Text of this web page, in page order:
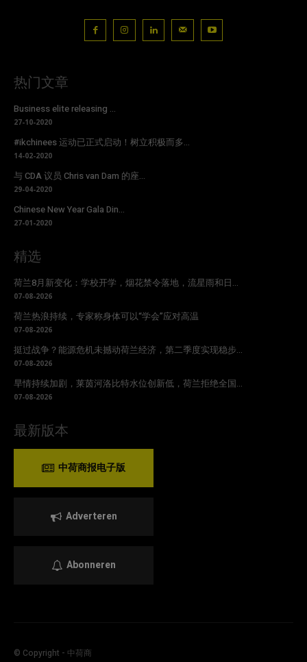
热门文章
Business elite releasing ...
27-10-2020
#ikchinees 运动已正式启动！树立积极而多...
14-02-2020
与 CDA 议员 Chris van Dam 的座...
29-04-2020
Chinese New Year Gala Din...
27-01-2020
精选
荷兰8月新变化：学校开学，烟花禁令落地，流星雨和日...
07-08-2026
荷兰热浪持续，专家称身体可以“学会”应对高温
07-08-2026
挺过战争？能源危机未撼动荷兰经济，第二季度实现稳步...
07-08-2026
旱情持续加剧，莱茵河洛比特水位创新低，荷兰拒绝全国...
07-08-2026
最新版本
中荷商报电子版
Adverteren
Abonneren
© Copyright - 中荷商